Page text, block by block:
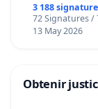
3 188
72 Signatures /
13 May 2026
Obtenir